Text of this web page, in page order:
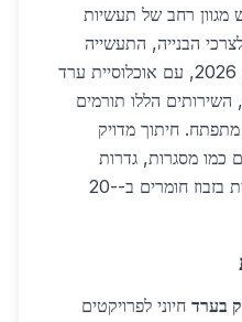
רחב של תעשיות
הבנייה, התעשייה
והמגורים באזור הדרום. בשנת 2026, עם אוכלוסיית ערד
תושבים, השירותים הללו תורמים
חיתוך מדויק
כמו מסגרות, גדרות
ומכונות, עם דיוק גבוה שמפחית בזבוז חומרים ב-20-
בערד חיוני לפרויקטים